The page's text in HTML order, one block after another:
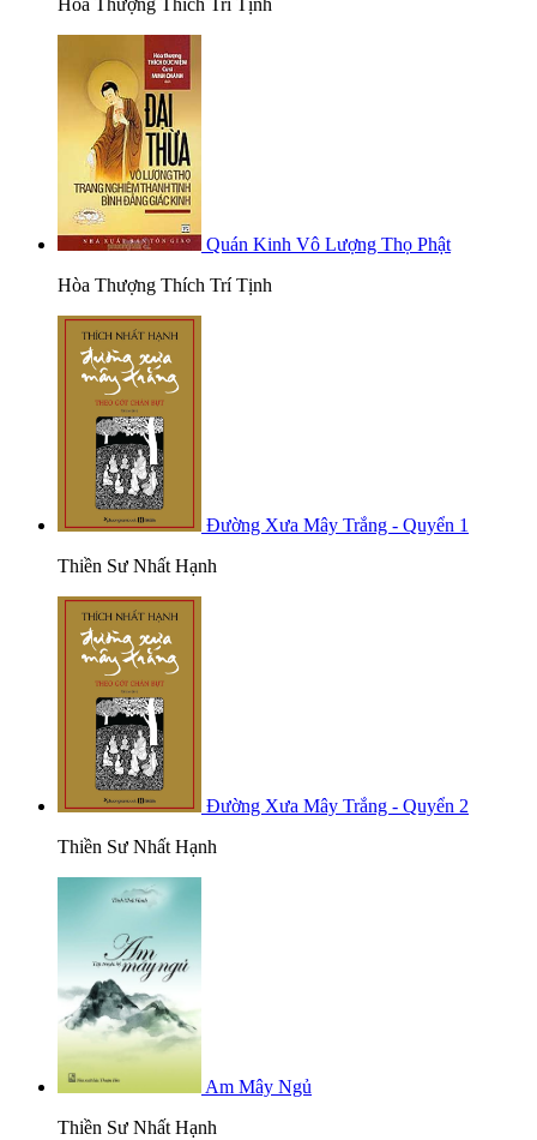
Hòa Thượng Thích Trí Tịnh
Quán Kinh Vô Lượng Thọ Phật
Hòa Thượng Thích Trí Tịnh
Đường Xưa Mây Trắng - Quyển 1
Thiền Sư Nhất Hạnh
Đường Xưa Mây Trắng - Quyển 2
Thiền Sư Nhất Hạnh
Am Mây Ngủ
Thiền Sư Nhất Hạnh